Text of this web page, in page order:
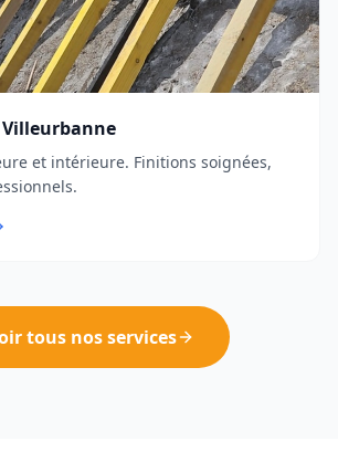
et intérieure. Finitions soignées,
tous nos services